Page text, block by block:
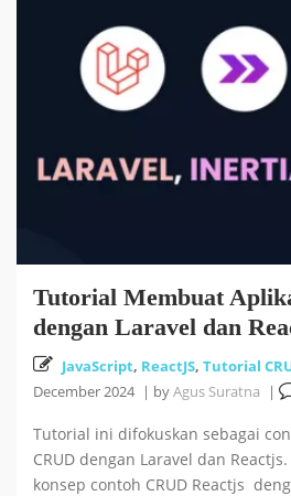
Cara Install HUSTOJ (HUST Online
24.04 LTS 26 October 2025
September 2025
Tutorial Bahasa R : #4 Fungsi dan Kontrol
Tutorial Membuat
dengan Laravel dan
JavaScript, ReactJS, Tutorial
December 2024 | byAgus Suratna |
Tutorial ini difokuskan sebagai
CRUD dengan Laravel dan
konsep contoh CRUD Reactjs